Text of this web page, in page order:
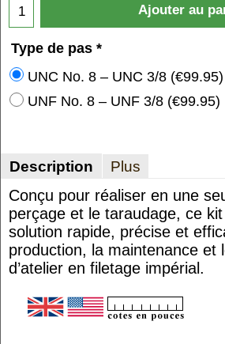
Ajouter au
Type de pas *
UNC No. 8 – UNC 3/8 (€99.95)
UNF No. 8 – UNF 3/8 (€99.95)
Description Plus
Conçu pour réaliser en une
perçage et le taraudage, ce
solution rapide, précise et
production, la maintenance et
d’atelier en filetage impérial.